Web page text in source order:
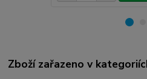
Zboží zařazeno v